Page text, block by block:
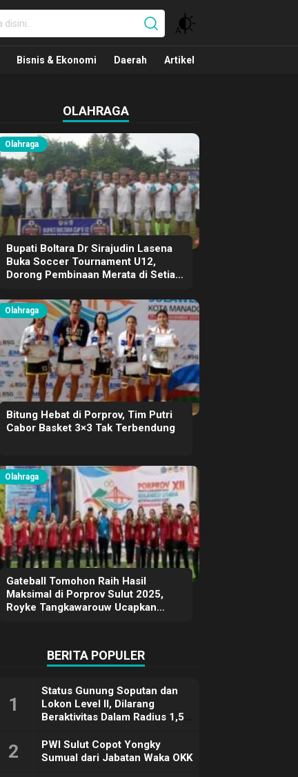
Bisnis & Ekonomi Daerah Artikel
OLAHRAGA
Olahraga
Bupati Boltara Dr Sirajudin Lasena
Buka Soccer Tournament U12,
Dorong Pembinaan Merata di Setiap
Olahraga
Bitung Hebat di Porprov, Tim Putri
Cabor Basket 3×3 Tak Terbendung
Olahraga
Gateball Tomohon Raih Hasil
Maksimal di Porprov Sulut 2025,
Royke Tangkawarouw Ucapkan
BERITA POPULER
1
Status Gunung Soputan dan
Lokon Level II, Dilarang
Beraktivitas Dalam Radius 1,5
2
PWI Sulut Copot Yongky
Sumual dari Jabatan Waka OKK